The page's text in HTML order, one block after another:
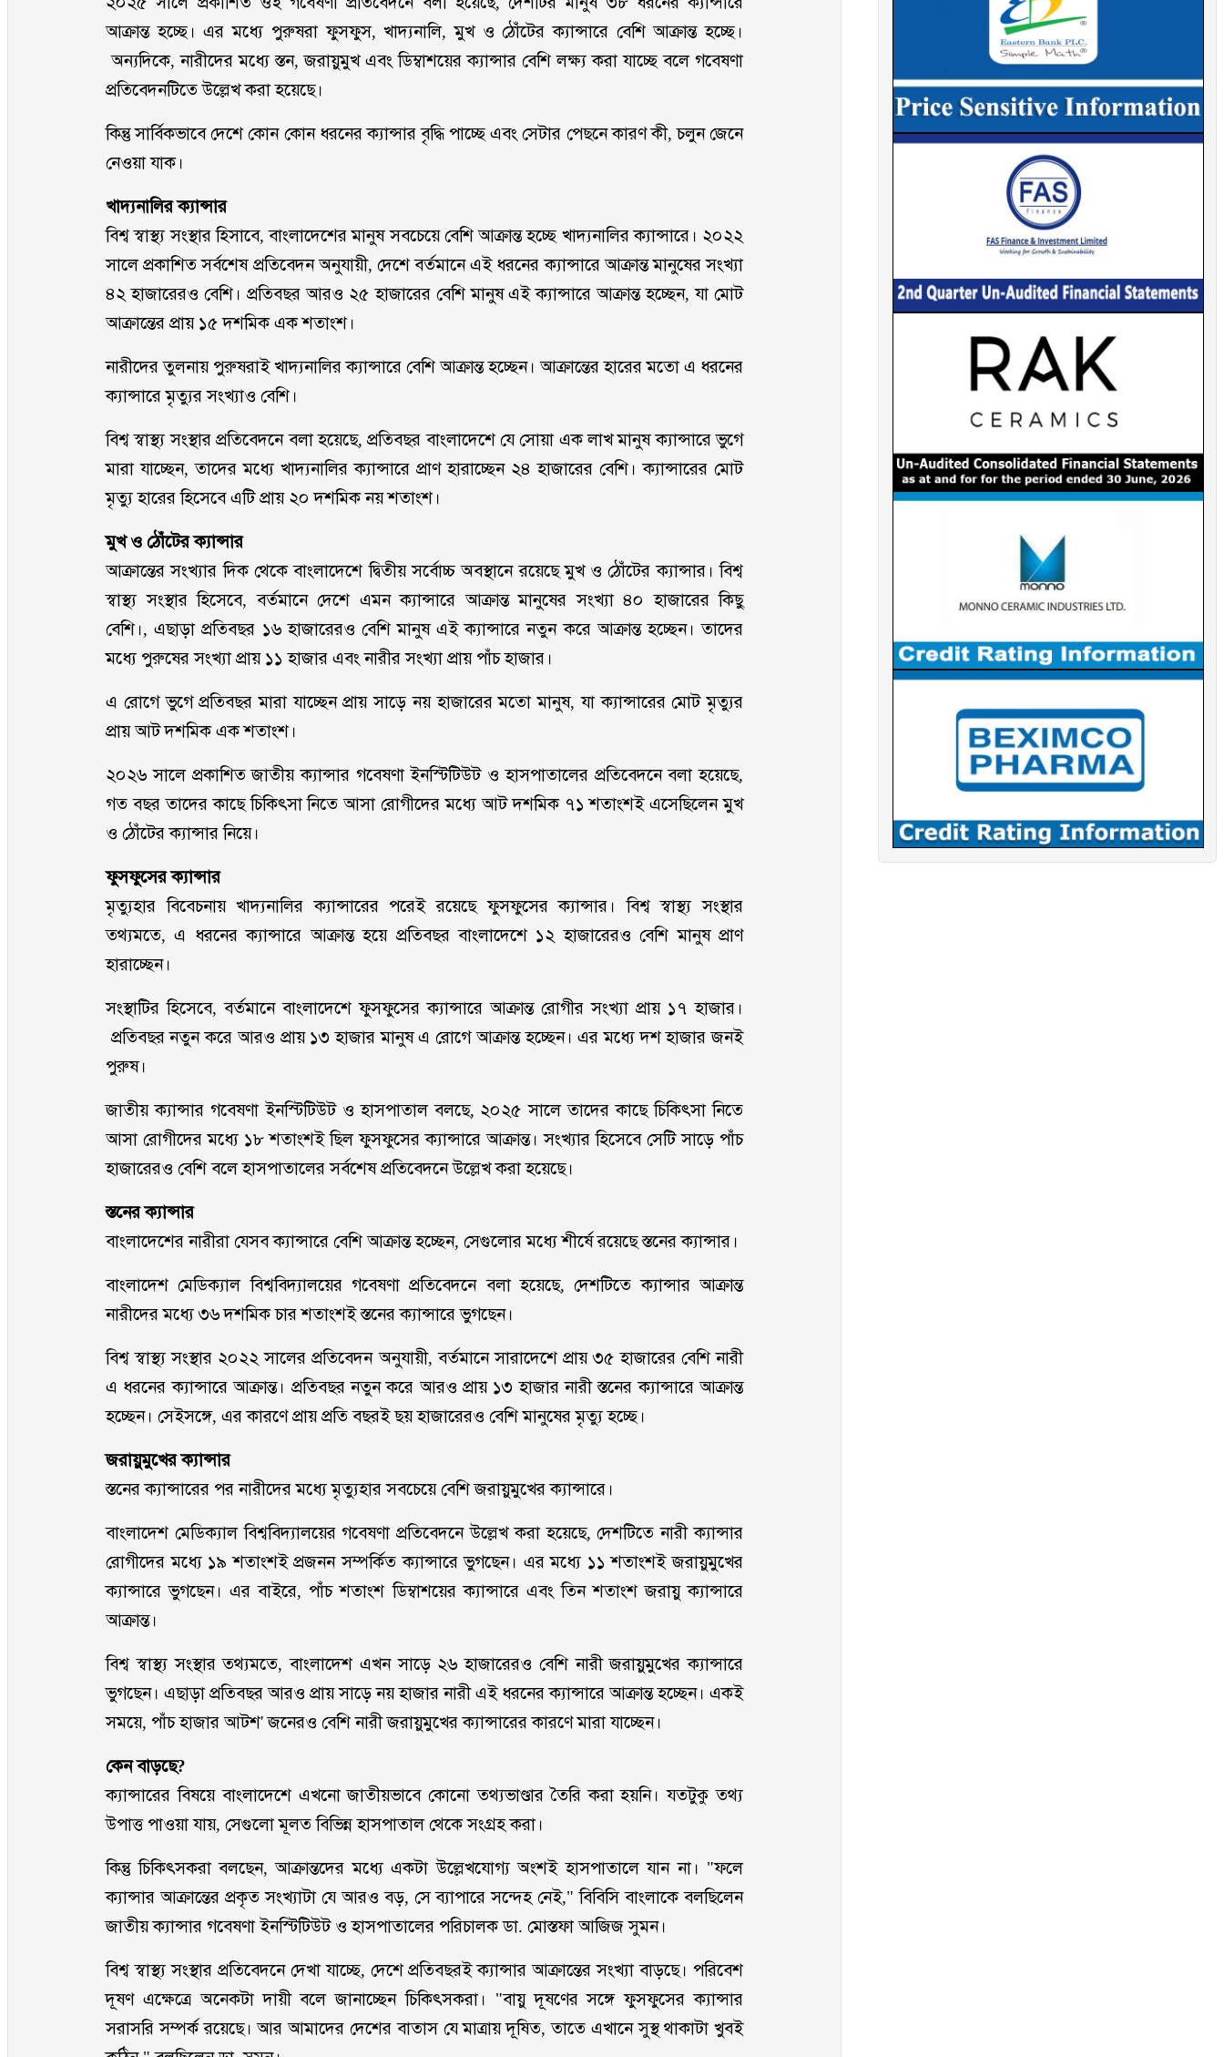
আক্রান্ত হচ্ছে। এর মধ্যে পুরুষরা ফুসফুস, খাদ্যনালি, মুখ ও ঠোঁটের ক্যান্সারে বেশি আক্রান্ত হচ্ছে।
অন্যদিকে, নারীদের মধ্যে স্তন, জরায়ুমুখ এবং ডিম্বাশয়ের ক্যান্সার বেশি লক্ষ্য করা যাচ্ছে বলে গবেষণা
প্রতিবেদনটিতে উল্লেখ করা হয়েছে।
কিন্তু সার্বিকভাবে দেশে কোন কোন ধরনের ক্যান্সার বৃদ্ধি পাচ্ছে এবং সেটার পেছনে কারণ কী, চলুন জেনে
নেওয়া যাক।
খাদ্যনালির ক্যান্সার
বিশ্ব স্বাস্থ্য সংস্থার হিসাবে, বাংলাদেশের মানুষ সবচেয়ে বেশি আক্রান্ত হচ্ছে খাদ্যনালির ক্যান্সারে। ২০২২
সালে প্রকাশিত সর্বশেষ প্রতিবেদন অনুযায়ী, দেশে বর্তমানে এই ধরনের ক্যান্সারে আক্রান্ত মানুষের সংখ্যা
৪২ হাজারেরও বেশি। প্রতিবছর আরও ২৫ হাজারের বেশি মানুষ এই ক্যান্সারে আক্রান্ত হচ্ছেন, যা মোট
আক্রান্তের প্রায় ১৫ দশমিক এক শতাংশ।
নারীদের তুলনায় পুরুষরাই খাদ্যনালির ক্যান্সারে বেশি আক্রান্ত হচ্ছেন। আক্রান্তের হারের মতো এ ধরনের
ক্যান্সারে মৃত্যুর সংখ্যাও বেশি।
বিশ্ব স্বাস্থ্য সংস্থার প্রতিবেদনে বলা হয়েছে, প্রতিবছর বাংলাদেশে যে সোয়া এক লাখ মানুষ ক্যান্সারে ভুগে
মারা যাচ্ছেন, তাদের মধ্যে খাদ্যনালির ক্যান্সারে প্রাণ হারাচ্ছেন ২৪ হাজারের বেশি। ক্যান্সারের মোট
মৃত্যু হারের হিসেবে এটি প্রায় ২০ দশমিক নয় শতাংশ।
মুখ ও ঠোঁটের ক্যান্সার
আক্রান্তের সংখ্যার দিক থেকে বাংলাদেশে দ্বিতীয় সর্বোচ্চ অবস্থানে রয়েছে মুখ ও ঠোঁটের ক্যান্সার। বিশ্ব
স্বাস্থ্য সংস্থার হিসেবে, বর্তমানে দেশে এমন ক্যান্সারে আক্রান্ত মানুষের সংখ্যা ৪০ হাজারের কিছু
বেশি।, এছাড়া প্রতিবছর ১৬ হাজারেরও বেশি মানুষ এই ক্যান্সারে নতুন করে আক্রান্ত হচ্ছেন। তাদের
মধ্যে পুরুষের সংখ্যা প্রায় ১১ হাজার এবং নারীর সংখ্যা প্রায় পাঁচ হাজার।
এ রোগে ভুগে প্রতিবছর মারা যাচ্ছেন প্রায় সাড়ে নয় হাজারের মতো মানুষ, যা ক্যান্সারের মোট মৃত্যুর
প্রায় আট দশমিক এক শতাংশ।
২০২৬ সালে প্রকাশিত জাতীয় ক্যান্সার গবেষণা ইনস্টিটিউট ও হাসপাতালের প্রতিবেদনে বলা হয়েছে,
গত বছর তাদের কাছে চিকিৎসা নিতে আসা রোগীদের মধ্যে আট দশমিক ৭১ শতাংশই এসেছিলেন মুখ
ও ঠোঁটের ক্যান্সার নিয়ে।
ফুসফুসের ক্যান্সার
মৃত্যুহার বিবেচনায় খাদ্যনালির ক্যান্সারের পরেই রয়েছে ফুসফুসের ক্যান্সার। বিশ্ব স্বাস্থ্য সংস্থার
তথ্যমতে, এ ধরনের ক্যান্সারে আক্রান্ত হয়ে প্রতিবছর বাংলাদেশে ১২ হাজারেরও বেশি মানুষ প্রাণ
হারাচ্ছেন।
সংস্থাটির হিসেবে, বর্তমানে বাংলাদেশে ফুসফুসের ক্যান্সারে আক্রান্ত রোগীর সংখ্যা প্রায় ১৭ হাজার।
প্রতিবছর নতুন করে আরও প্রায় ১৩ হাজার মানুষ এ রোগে আক্রান্ত হচ্ছেন। এর মধ্যে দশ হাজার জনই
পুরুষ।
জাতীয় ক্যান্সার গবেষণা ইনস্টিটিউট ও হাসপাতাল বলছে, ২০২৫ সালে তাদের কাছে চিকিৎসা নিতে
আসা রোগীদের মধ্যে ১৮ শতাংশই ছিল ফুসফুসের ক্যান্সারে আক্রান্ত। সংখ্যার হিসেবে সেটি সাড়ে পাঁচ
হাজারেরও বেশি বলে হাসপাতালের সর্বশেষ প্রতিবেদনে উল্লেখ করা হয়েছে।
স্তনের ক্যান্সার
বাংলাদেশের নারীরা যেসব ক্যান্সারে বেশি আক্রান্ত হচ্ছেন, সেগুলোর মধ্যে শীর্ষে রয়েছে স্তনের ক্যান্সার।
বাংলাদেশ মেডিক্যাল বিশ্ববিদ্যালয়ের গবেষণা প্রতিবেদনে বলা হয়েছে, দেশটিতে ক্যান্সার আক্রান্ত
নারীদের মধ্যে ৩৬ দশমিক চার শতাংশই স্তনের ক্যান্সারে ভুগছেন।
বিশ্ব স্বাস্থ্য সংস্থার ২০২২ সালের প্রতিবেদন অনুযায়ী, বর্তমানে সারাদেশে প্রায় ৩৫ হাজারের বেশি নারী
এ ধরনের ক্যান্সারে আক্রান্ত। প্রতিবছর নতুন করে আরও প্রায় ১৩ হাজার নারী স্তনের ক্যান্সারে আক্রান্ত
হচ্ছেন। সেইসঙ্গে, এর কারণে প্রায় প্রতি বছরই ছয় হাজারেরও বেশি মানুষের মৃত্যু হচ্ছে।
জরায়ুমুখের ক্যান্সার
স্তনের ক্যান্সারের পর নারীদের মধ্যে মৃত্যুহার সবচেয়ে বেশি জরায়ুমুখের ক্যান্সারে।
বাংলাদেশ মেডিক্যাল বিশ্ববিদ্যালয়ের গবেষণা প্রতিবেদনে উল্লেখ করা হয়েছে, দেশটিতে নারী ক্যান্সার
রোগীদের মধ্যে ১৯ শতাংশই প্রজনন সম্পর্কিত ক্যান্সারে ভুগছেন। এর মধ্যে ১১ শতাংশই জরায়ুমুখের
ক্যান্সারে ভুগছেন। এর বাইরে, পাঁচ শতাংশ ডিম্বাশয়ের ক্যান্সারে এবং তিন শতাংশ জরায়ু ক্যান্সারে
আক্রান্ত।
বিশ্ব স্বাস্থ্য সংস্থার তথ্যমতে, বাংলাদেশ এখন সাড়ে ২৬ হাজারেরও বেশি নারী জরায়ুমুখের ক্যান্সারে
ভুগছেন। এছাড়া প্রতিবছর আরও প্রায় সাড়ে নয় হাজার নারী এই ধরনের ক্যান্সারে আক্রান্ত হচ্ছেন। একই
সময়ে, পাঁচ হাজার আটশ' জনেরও বেশি নারী জরায়ুমুখের ক্যান্সারের কারণে মারা যাচ্ছেন।
কেন বাড়ছে?
ক্যান্সারের বিষয়ে বাংলাদেশে এখনো জাতীয়ভাবে কোনো তথ্যভাণ্ডার তৈরি করা হয়নি। যতটুকু তথ্য
উপাত্ত পাওয়া যায়, সেগুলো মূলত বিভিন্ন হাসপাতাল থেকে সংগ্রহ করা।
কিন্তু চিকিৎসকরা বলছেন, আক্রান্তদের মধ্যে একটা উল্লেখযোগ্য অংশই হাসপাতালে যান না। "ফলে
ক্যান্সার আক্রান্তের প্রকৃত সংখ্যাটা যে আরও বড়, সে ব্যাপারে সন্দেহ নেই," বিবিসি বাংলাকে বলছিলেন
জাতীয় ক্যান্সার গবেষণা ইনস্টিটিউট ও হাসপাতালের পরিচালক ডা. মোস্তফা আজিজ সুমন।
বিশ্ব স্বাস্থ্য সংস্থার প্রতিবেদনে দেখা যাচ্ছে, দেশে প্রতিবছরই ক্যান্সার আক্রান্তের সংখ্যা বাড়ছে। পরিবেশ
দূষণ এক্ষেত্রে অনেকটা দায়ী বলে জানাচ্ছেন চিকিৎসকরা। "বায়ু দূষণের সঙ্গে ফুসফুসের ক্যান্সার
সরাসরি সম্পর্ক রয়েছে। আর আমাদের দেশের বাতাস যে মাত্রায় দূষিত, তাতে এখানে সুস্থ থাকাটা খুবই